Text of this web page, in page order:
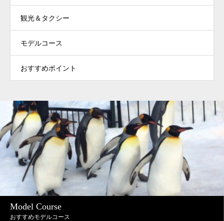
観光＆タクシー
モデルコース
おすすめポイント
Model Course
おすすめモデルコース